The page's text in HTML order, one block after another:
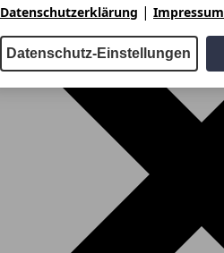
Datenschutzerklärung | Impressum
Datenschutz-Einstellungen